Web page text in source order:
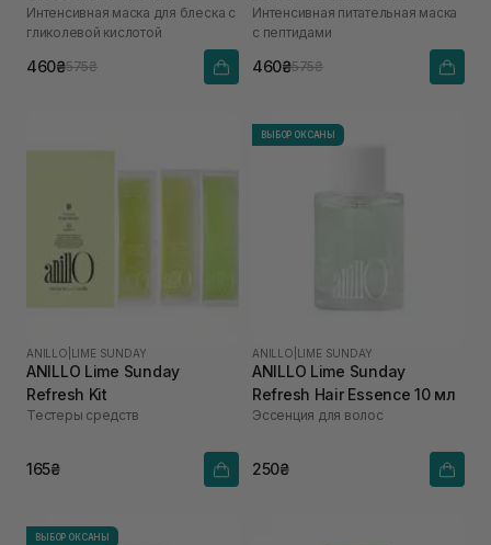
Интенсивная маска для блеска с
гликолевой кислотой
460₴575₴
Интенсивная питательная маска
с пептидами
460₴575₴
ANILLO LIME SUNDAY
ANILLO Lime Sunday
Refresh Kit
Тестеры средств
165₴
ВЫБОР ОКСАНЫ
ANILLO LIME SUNDAY
ANILLO Lime Sunday
Refresh Hair Essence 10 мл
Эссенция для волос
250₴
ВЫБОР ОКСАНЫ